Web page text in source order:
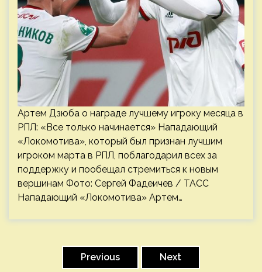
Артем Дзюба о награде лучшему игроку месяца в
РПЛ: «Все только начинается» Нападающий
«Локомотива», который был признан лучшим
игроком марта в РПЛ, поблагодарил всех за
поддержку и пообещал стремиться к новым
вершинам Фото: Сергей Фадеичев / ТАСС
Нападающий «Локомотива» Артем…
Previous Next